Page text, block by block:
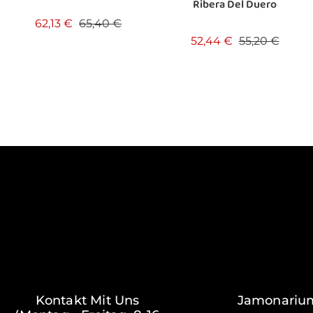
62,13 € Verkaufspreis
65,40 €Preis
Ribera Del Duero
52,44 € Verkaufspreis
55,20 €Preis
Kontakt Mit Uns